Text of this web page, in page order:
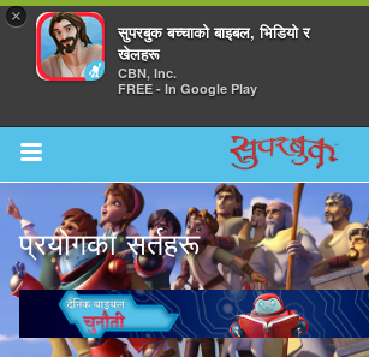
×
सुपरबुक बच्चाको बाइबल, भिडियो र
खेलहरू
CBN, Inc.
FREE - In Google Play
Return to Content
प्रयोगका सर्तहरू